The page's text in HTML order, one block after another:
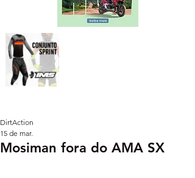
Mosiman fora do AMA SX
DirtAction
15 de mar.